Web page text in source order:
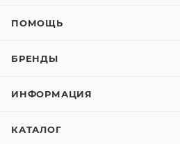
ПОМОЩЬ
БРЕНДЫ
ИНФОРМАЦИЯ
КАТАЛОГ